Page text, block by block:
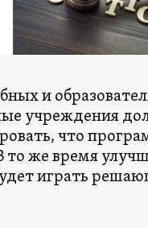
и
учреждения
что
то же время
играть